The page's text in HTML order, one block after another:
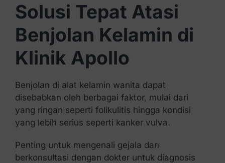
Solusi Tepat Atasi
Benjolan Kelamin di
Klinik Apollo
Benjolan di alat kelamin wanita dapat
disebabkan oleh berbagai faktor, mulai dari
yang ringan seperti folikulitis hingga kondisi
yang lebih serius seperti kanker vulva.
Penting untuk mengenali gejala dan
berkonsultasi dengan dokter untuk diagnosis